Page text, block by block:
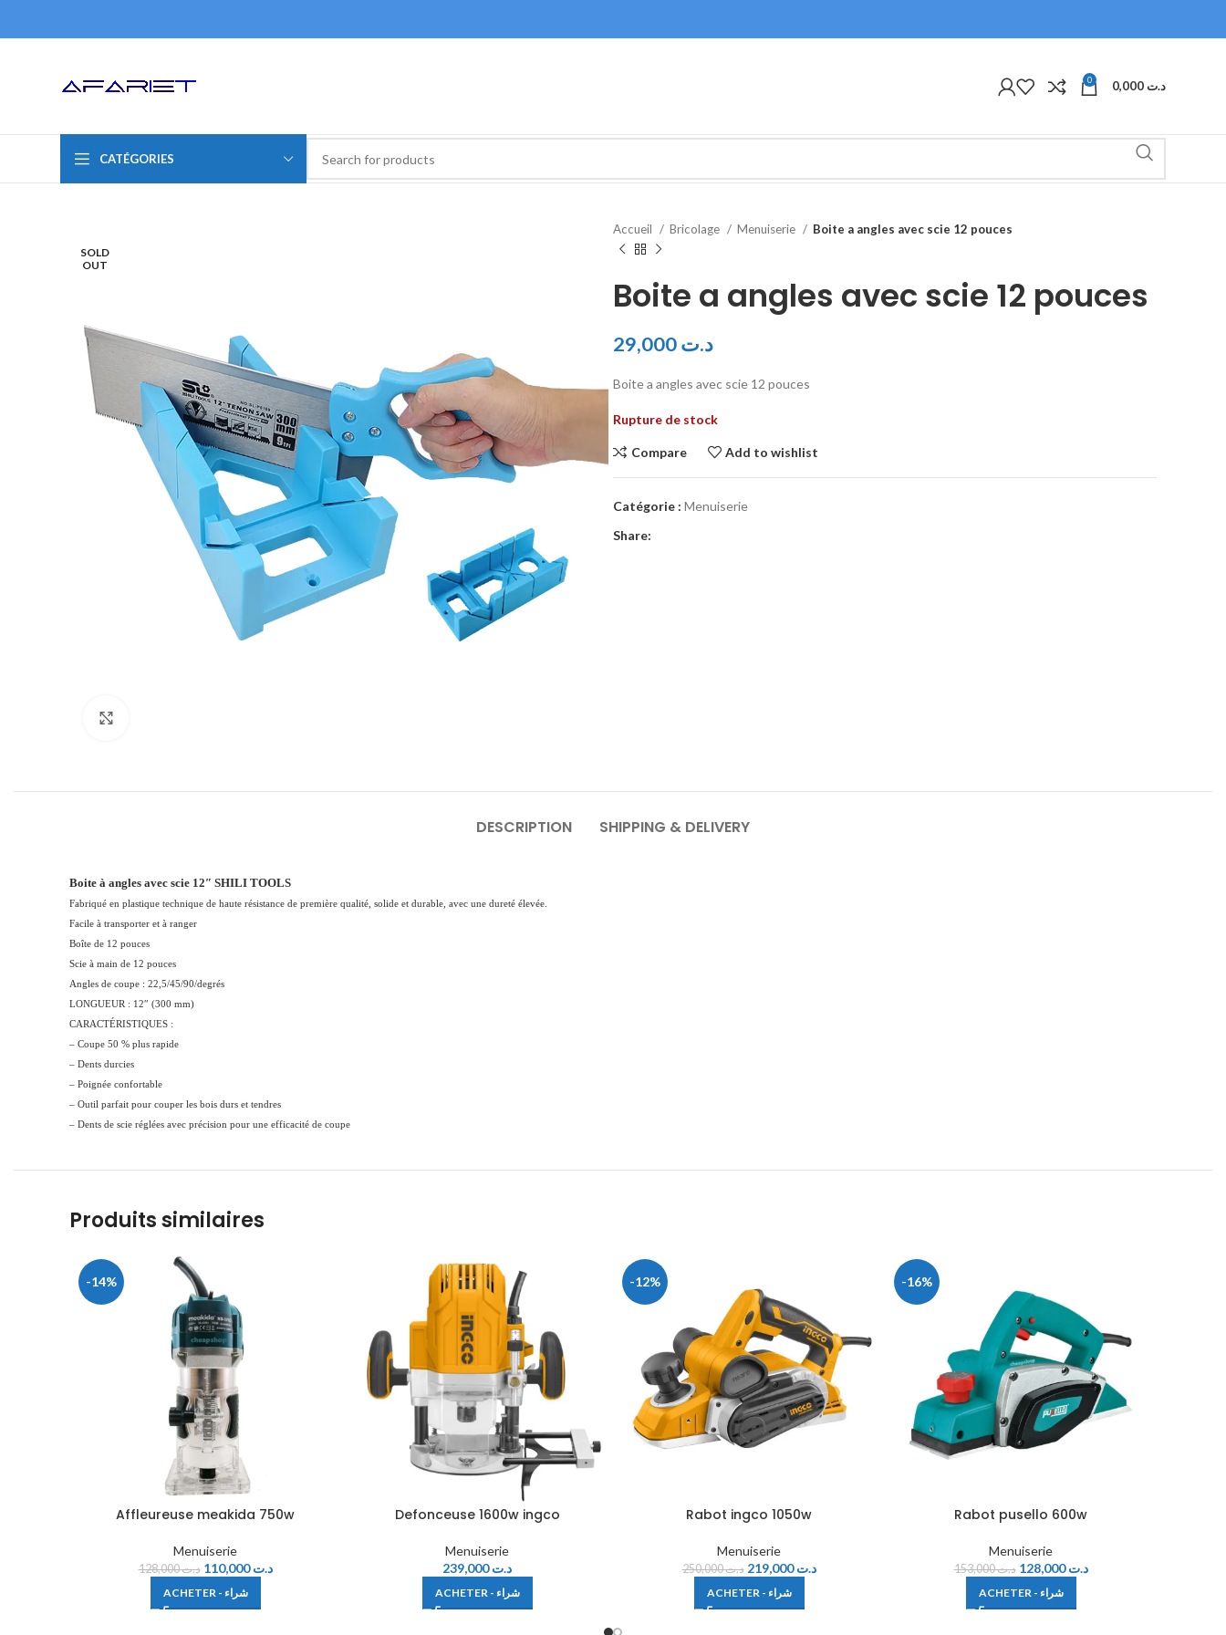
0 د.ت
CATÉGORIES
SOLD
OUT
Accueil Bricolage Menuiserie Boite a angles avec scie 12 pouces
Boite a angles avec scie 12 pouces
د.ت
Boite a angles avec scie 12 pouces
Rupture de stock
Compare Add to wishlist
Catégorie : Menuiserie
Share:
DESCRIPTION SHIPPING & DELIVERY
Boite à angles avec scie 12″ SHILI TOOLS
Fabriqué en plastique technique de haute résistance de première qualité, solide et durable, avec une dureté élevée.
Facile à transporter et à ranger
Boîte de 12 pouces
Scie à main de 12 pouces
Angles de coupe : 22,5/45/90/degrés
LONGUEUR : 12″ (300 mm)
CARACTÉRISTIQUES :
– Coupe 50 % plus rapide
– Dents durcies
– Poignée confortable
– Outil parfait pour couper les bois durs et tendres
– Dents de scie réglées avec précision pour une efficacité de coupe
Produits similaires
-14%
Affleureuse meakida 750w
Menuiserie
د.ت128,000 د.ت110,000
ACHETER - شراء
Defonceuse 1600w ingco
Menuiserie
د.ت239,000
ACHETER - شراء
-12%
Rabot ingco 1050w
Menuiserie
د.ت250,000 د.ت219,000
ACHETER - شراء
-16%
Rabot pusello 600w
Menuiserie
د.ت153,000 د.ت128,000
ACHETER - شراء